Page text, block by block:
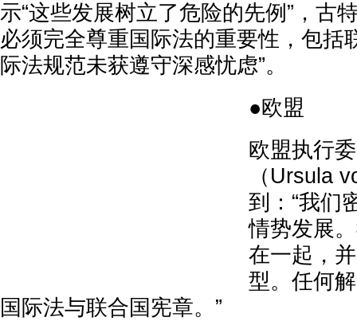
示“这些发展树立了危险的先例”，古
必须完全尊重国际法的重要性，包括
际法规范未获遵守深感忧虑”。
●欧盟
欧盟执行
（Ursula
到：“我们
情势发展
在一起，
型。任何
国际法与联合国宪章。”